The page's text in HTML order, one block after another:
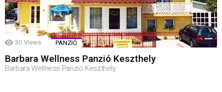
30 Views PANZIÓ
Barbara Wellness Panzió Keszthely
Barbara Wellness Panzió Keszthely